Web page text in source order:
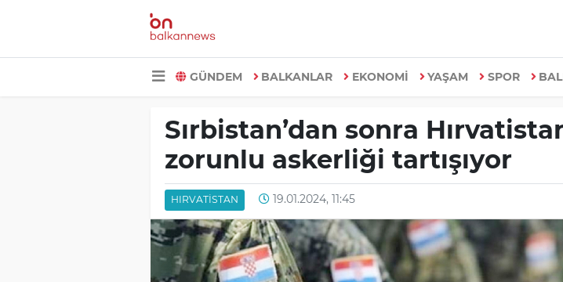
GÜNDEM BALKANLAR EKONOMİ YAŞAM SPOR
Sırbistan’dan sonra
zorunlu askerliği tartışıyor
HIRVATISTAN 19.01.2024, 11:45